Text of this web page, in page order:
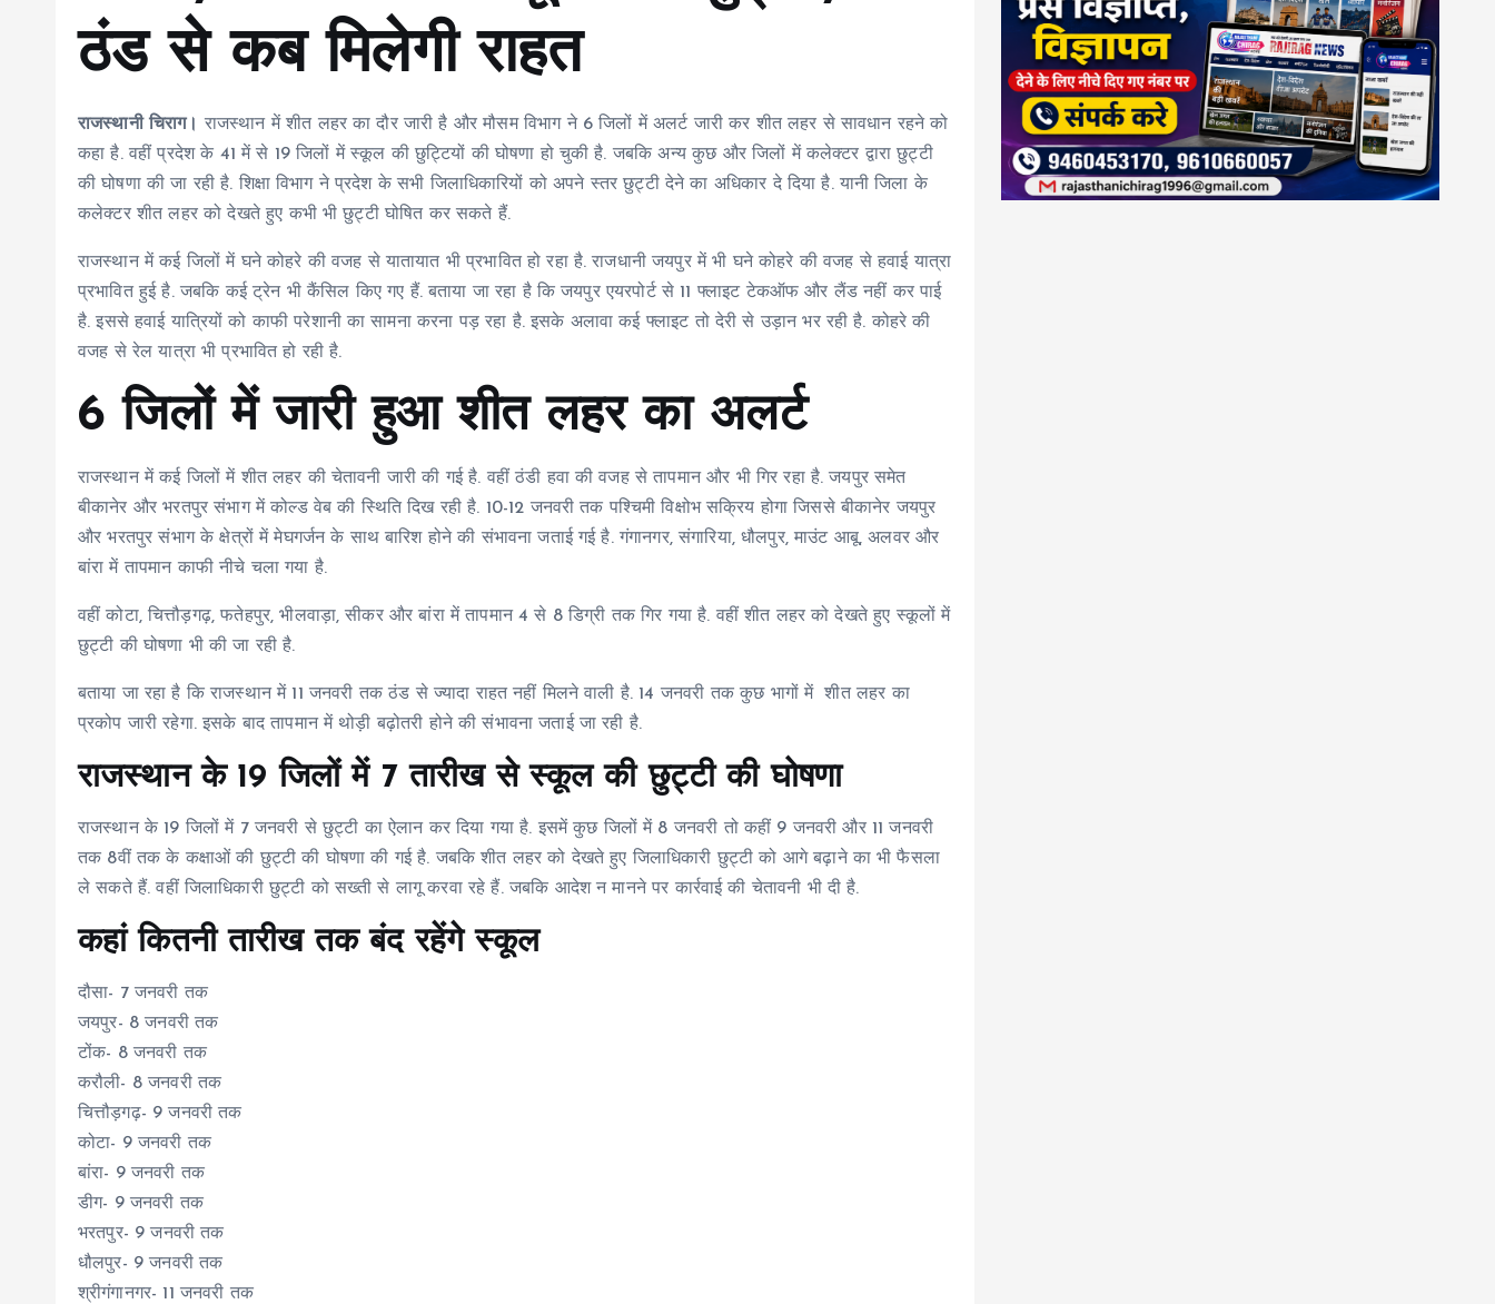
ठंड से कब मिलेगी राहत
राजस्थानी चिराग।
राजस्थान में शीत लहर का दौर जारी है और मौसम विभाग ने 6 जिलों में अलर्ट जारी कर शीत लहर से सावधान रहने को
कहा है. वहीं प्रदेश के 41 में से 19 जिलों में स्कूल की छुट्टियों की घोषणा हो चुकी है. जबकि अन्य कुछ और जिलों में कलेक्टर द्वारा छुट्टी
की घोषणा की जा रही है. शिक्षा विभाग ने प्रदेश के सभी जिलाधिकारियों को अपने स्तर छुट्टी देने का अधिकार दे दिया है. यानी जिला के
कलेक्टर शीत लहर को देखते हुए कभी भी छुट्टी घोषित कर सकते हैं.
राजस्थान में कई जिलों में घने कोहरे की वजह से यातायात भी प्रभावित हो रहा है. राजधानी जयपुर में भी घने कोहरे की वजह से हवाई यात्रा
प्रभावित हुई है. जबकि कई ट्रेन भी कैंसिल किए गए हैं. बताया जा रहा है कि जयपुर एयरपोर्ट से 11 फ्लाइट टेकऑफ और लैंड नहीं कर पाई
है. इससे हवाई यात्रियों को काफी परेशानी का सामना करना पड़ रहा है. इसके अलावा कई फ्लाइट तो देरी से उड़ान भर रही है. कोहरे की
वजह से रेल यात्रा भी प्रभावित हो रही है.
6 जिलों में जारी हुआ शीत लहर का अलर्ट
राजस्थान में कई जिलों में शीत लहर की चेतावनी जारी की गई है. वहीं ठंडी हवा की वजह से तापमान और भी गिर रहा है. जयपुर समेत
बीकानेर और भरतपुर संभाग में कोल्ड वेब की स्थिति दिख रही है. 10-12 जनवरी तक पश्चिमी विक्षोभ सक्रिय होगा जिससे बीकानेर जयपुर
और भरतपुर संभाग के क्षेत्रों में मेघगर्जन के साथ बारिश होने की संभावना जताई गई है. गंगानगर, संगारिया, धौलपुर, माउंट आबू, अलवर और
बांरा में तापमान काफी नीचे चला गया है.
वहीं कोटा, चित्तौड़गढ़, फतेहपुर, भीलवाड़ा, सीकर और बांरा में तापमान 4 से 8 डिग्री तक गिर गया है. वहीं शीत लहर को देखते हुए स्कूलों में
छुट्टी की घोषणा भी की जा रही है.
बताया जा रहा है कि राजस्थान में 11 जनवरी तक ठंड से ज्यादा राहत नहीं मिलने वाली है. 14 जनवरी तक कुछ भागों में शीत लहर का
प्रकोप जारी रहेगा. इसके बाद तापमान में थोड़ी बढ़ोतरी होने की संभावना जताई जा रही है.
राजस्थान के 19 जिलों में 7 तारीख से स्कूल की छुट्टी की घोषणा
राजस्थान के 19 जिलों में 7 जनवरी से छुट्टी का ऐलान कर दिया गया है. इसमें कुछ जिलों में 8 जनवरी तो कहीं 9 जनवरी और 11 जनवरी
तक 8वीं तक के कक्षाओं की छुट्टी की घोषणा की गई है. जबकि शीत लहर को देखते हुए जिलाधिकारी छुट्टी को आगे बढ़ाने का भी फैसला
ले सकते हैं. वहीं जिलाधिकारी छुट्टी को सख्ती से लागू करवा रहे हैं. जबकि आदेश न मानने पर कार्रवाई की चेतावनी भी दी है.
कहां कितनी तारीख तक बंद रहेंगे स्कूल
दौसा- 7 जनवरी तक
जयपुर- 8 जनवरी तक
टोंक- 8 जनवरी तक
करौली- 8 जनवरी तक
चित्तौड़गढ़- 9 जनवरी तक
कोटा- 9 जनवरी तक
बांरा- 9 जनवरी तक
डीग- 9 जनवरी तक
भरतपुर- 9 जनवरी तक
धौलपुर- 9 जनवरी तक
श्रीगंगानगर- 11 जनवरी तक